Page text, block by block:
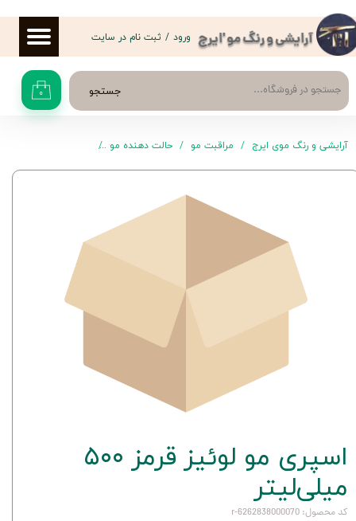
آرایشی و رنگ مو 'ایرج
جستجو ۰
ورود / ثبت نام در سایت
حساب کاربری من
تغییر گذر واژه
سفارشات
خروج از حساب کاربری
آرایشی و رنگ موی ایرج مراقبت مو حالت دهنده مو
اسپری مو لوئیز قرمز ۵۰۰
میلی‌لیتر
کد محصول: 6262838000070-r